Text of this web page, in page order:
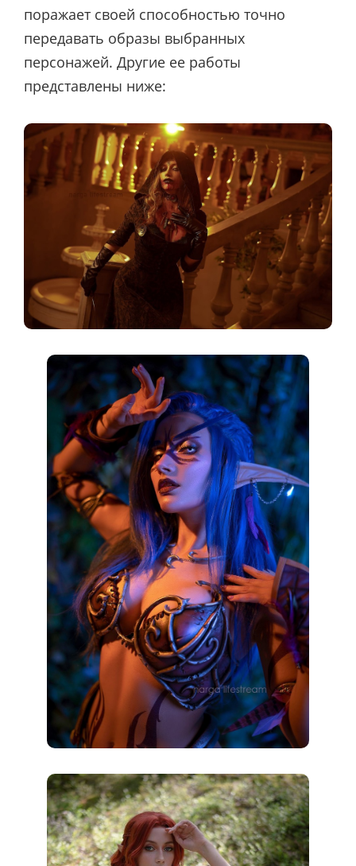
поражает своей способностью точно
передавать образы выбранных
персонажей. Другие ее работы
представлены ниже: